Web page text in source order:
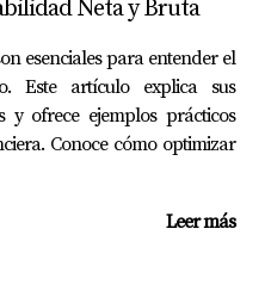
al invertir en Florida,
Romero. Ella está
la propiedad
Neta y Bruta
esenciales para entender el
Este artículo explica sus
y ofrece ejemplos prácticos
Conoce cómo optimizar
Leer más